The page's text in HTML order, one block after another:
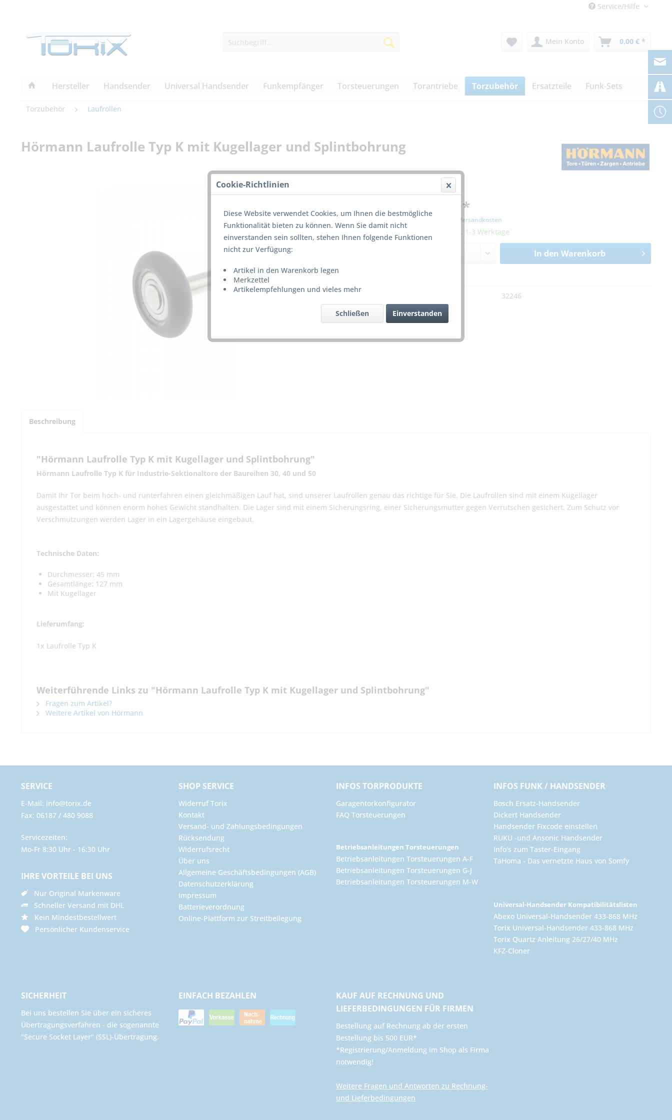
Service/Hilfe
Mein Konto 0,00 € *
Hersteller Handsender Universal Handsender Funkempfänger Torsteuerungen Torantriebe Torzubehör Ersatzteile Funk-Sets
Torzubehör Laufrollen
Hörmann Laufrolle Typ K mit Kugellager und Splintbohrung
19,00 € *
inkl. MwSt. zzgl. Versandkosten
Lieferzeit ca. 1-3 Werktage
In den Warenkorb
32246
Beschreibung
"Hörmann Laufrolle Typ K mit Kugellager und Splintbohrung"
Hörmann Laufrolle Typ K für Industrie-Sektionaltore der Baureihen 30, 40 und 50
Damit Ihr Tor beim hoch- und runterfahren einen gleichmäßigen Lauf hat, sind unserer Laufrollen genau das richtige für Sie. Die Laufrollen sind mit einem Kugellager
ausgestattet und können enorm hohes Gewicht standhalten. Die Lager sind mit einem Sicherungsring, einer Sicherungsmutter gegen Verrutschen gesichert. Zum Schutz vor
Verschmutzungen werden Lager in ein Lagergehäuse eingebaut.
Technische Daten:
Durchmesser: 45 mm
Gesamtlänge: 127 mm
Mit Kugellager
Lieferumfang:
1x Laufrolle Typ K
Weiterführende Links zu "Hörmann Laufrolle Typ K mit Kugellager und Splintbohrung"
Fragen zum Artikel?
Weitere Artikel von Hörmann
SERVICE
E-Mail: info@torix.de
Fax: 06187 / 480 9088
Servicezeiten:
Mo-Fr 8:30 Uhr - 16:30 Uhr
IHRE VORTEILE BEI UNS
Nur Original Markenware
Schneller Versand mit DHL
Kein Mindestbestellwert
Persönlicher Kundenservice
SHOP SERVICE
Widerruf Torix
Kontakt
Versand- und Zahlungsbedingungen
Rücksendung
Widerrufsrecht
Über uns
Allgemeine Geschäftsbedingungen (AGB)
Datenschutzerklärung
Impressum
Batterieverordnung
Online-Plattform zur Streitbeilegung
INFOS TORPRODUKTE
Garagentorkonfigurator
FAQ Torsteuerungen
Betriebsanleitungen Torsteuerungen
Betriebsanleitungen Torsteuerungen A-F
Betriebsanleitungen Torsteuerungen G-J
Betriebsanleitungen Torsteuerungen M-W
INFOS FUNK / HANDSENDER
Bosch Ersatz-Handsender
Dickert Handsender
Handsender Fixcode einstellen
RUKU -und Ansonic Handsender
Info's zum Taster-Eingang
TaHoma - Das vernetzte Haus von Somfy
Universal-Handsender Kompatibilitätslisten
Abexo Universal-Handsender 433-868 MHz
Torix Universal-Handsender 433-868 MHz
Torix Quartz Anleitung 26/27/40 MHz
KFZ-Cloner
SICHERHEIT
Bei uns bestellen Sie über ein sicheres
Übertragungsverfahren - die sogenannte
"Secure Socket Layer" (SSL)-Übertragung.
EINFACH BEZAHLEN
KAUF AUF RECHNUNG UND
LIEFERBEDINGUNGEN FÜR FIRMEN
​Bestellung auf Rechnung ab der ersten
Bestellung bis 500 EUR*
*Registrierung/Anmeldung im Shop als Firma
notwendig!
Weitere Fragen und Antworten zu Rechnung-
und Lieferbedingungen
Cookie-Richtlinien
Diese Website verwendet Cookies, um Ihnen die bestmögliche
Funktionalität bieten zu können. Wenn Sie damit nicht
einverstanden sein sollten, stehen Ihnen folgende Funktionen
nicht zur Verfügung:
Artikel in den Warenkorb legen
Merkzettel
Artikelempfehlungen und vieles mehr
Einverstanden
Schließen